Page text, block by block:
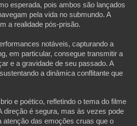
esperada, pois ambos são lançados
pela vida no submundo. A
a realidade pós-prisão.
notáveis, capturando a
em particular, consegue transmitir a
e a gravidade de seu passado. A
a dinâmica conflitante que
e poético, refletindo o tema do filme
direção é segura, mas às vezes pode
das emoções cruas que o